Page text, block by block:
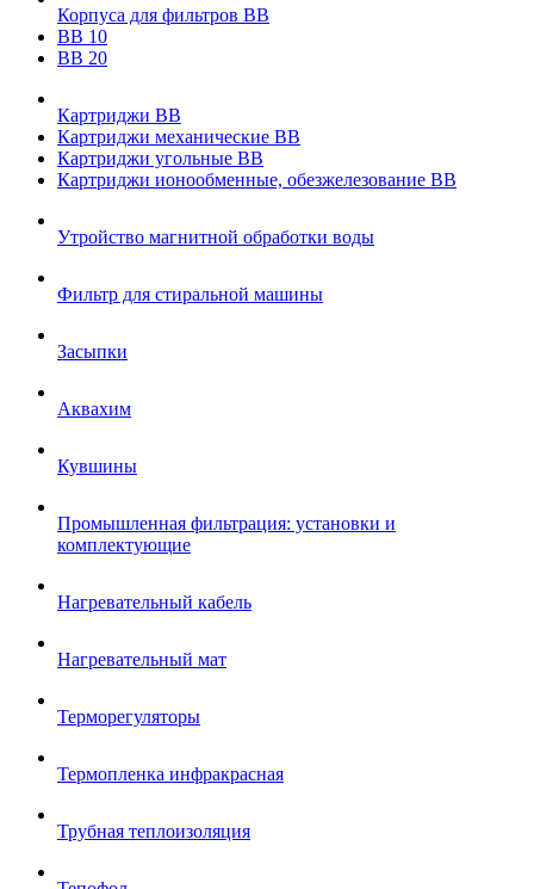
Корпуса для фильтров ВВ
ВВ 10
ВВ 20
Картриджи ВВ
Картриджи механические ВВ
Картриджи угольные ВВ
Картриджи ионообменные, обезжелезование ВВ
Утройство магнитной обработки воды
Фильтр для стиральной машины
Засыпки
Аквахим
Кувшины
Промышленная фильтрация: установки и
комплектующие
Нагревательный кабель
Нагревательный мат
Терморегуляторы
Термопленка инфракрасная
Трубная теплоизоляция